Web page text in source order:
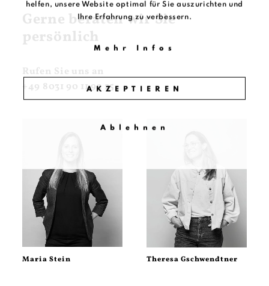
helfen, unsere Website optimal für Sie auszurichten und
Ihre Erfahrung zu verbessern.
Mehr Infos
AKZEPTIEREN
Ablehnen
Gerne beraten wir Sie
persönlich
Rufen Sie uns an
+49 8031 90 11 92 25
Maria Stein Theresa Gschwendtner